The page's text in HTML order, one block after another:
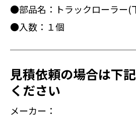
●部品名：トラックローラー(
●入数：１個
見積依頼の場合は下
ください
メーカー：